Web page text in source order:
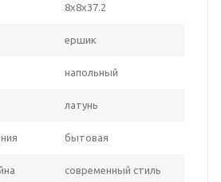
8x8x37.2
ершик
напольный
латунь
бытовая
современный стиль